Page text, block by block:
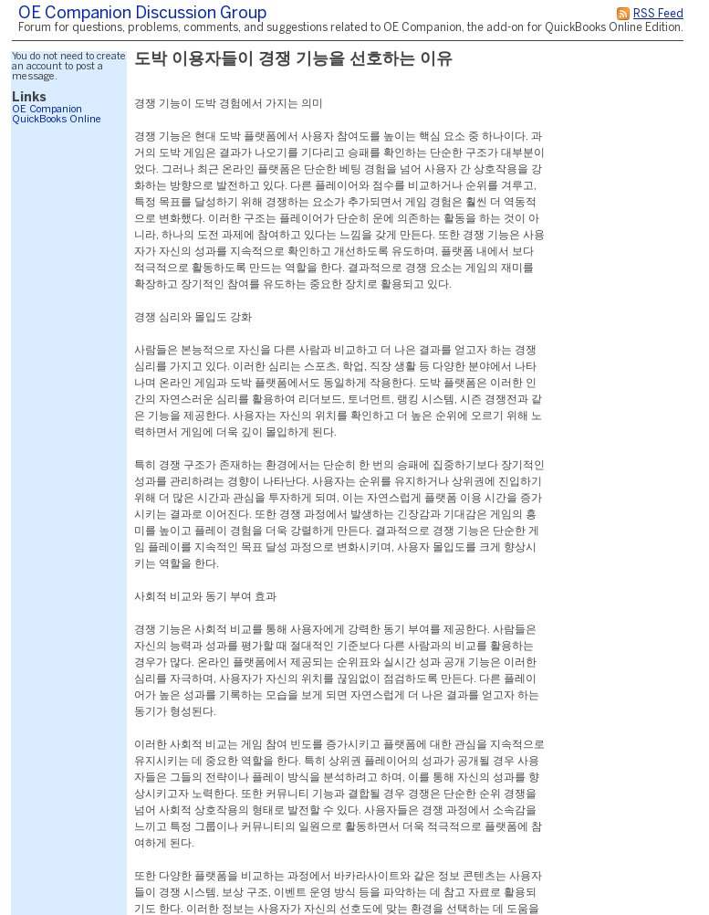
RSS Feed
OE Companion Discussion Group
Forum for questions, problems, comments, and suggestions related to OE Companion, the add-on for QuickBooks Online Edition.
You do not need to create
an account to post a
message.
Links
OE Companion
QuickBooks Online
도박 이용자들이 경쟁 기능을 선호하는 이유
경쟁 기능이 도박 경험에서 가지는 의미
경쟁 기능은 현대 도박 플랫폼에서 사용자 참여도를 높이는 핵심 요소 중 하나이다. 과
거의 도박 게임은 결과가 나오기를 기다리고 승패를 확인하는 단순한 구조가 대부분이
었다. 그러나 최근 온라인 플랫폼은 단순한 베팅 경험을 넘어 사용자 간 상호작용을 강
화하는 방향으로 발전하고 있다. 다른 플레이어와 점수를 비교하거나 순위를 겨루고,
특정 목표를 달성하기 위해 경쟁하는 요소가 추가되면서 게임 경험은 훨씬 더 역동적
으로 변화했다. 이러한 구조는 플레이어가 단순히 운에 의존하는 활동을 하는 것이 아
니라, 하나의 도전 과제에 참여하고 있다는 느낌을 갖게 만든다. 또한 경쟁 기능은 사용
자가 자신의 성과를 지속적으로 확인하고 개선하도록 유도하며, 플랫폼 내에서 보다
적극적으로 활동하도록 만드는 역할을 한다. 결과적으로 경쟁 요소는 게임의 재미를
확장하고 장기적인 참여를 유도하는 중요한 장치로 활용되고 있다.
경쟁 심리와 몰입도 강화
사람들은 본능적으로 자신을 다른 사람과 비교하고 더 나은 결과를 얻고자 하는 경쟁
심리를 가지고 있다. 이러한 심리는 스포츠, 학업, 직장 생활 등 다양한 분야에서 나타
나며 온라인 게임과 도박 플랫폼에서도 동일하게 작용한다. 도박 플랫폼은 이러한 인
간의 자연스러운 심리를 활용하여 리더보드, 토너먼트, 랭킹 시스템, 시즌 경쟁전과 같
은 기능을 제공한다. 사용자는 자신의 위치를 확인하고 더 높은 순위에 오르기 위해 노
력하면서 게임에 더욱 깊이 몰입하게 된다.
특히 경쟁 구조가 존재하는 환경에서는 단순히 한 번의 승패에 집중하기보다 장기적인
성과를 관리하려는 경향이 나타난다. 사용자는 순위를 유지하거나 상위권에 진입하기
위해 더 많은 시간과 관심을 투자하게 되며, 이는 자연스럽게 플랫폼 이용 시간을 증가
시키는 결과로 이어진다. 또한 경쟁 과정에서 발생하는 긴장감과 기대감은 게임의 흥
미를 높이고 플레이 경험을 더욱 강렬하게 만든다. 결과적으로 경쟁 기능은 단순한 게
임 플레이를 지속적인 목표 달성 과정으로 변화시키며, 사용자 몰입도를 크게 향상시
키는 역할을 한다.
사회적 비교와 동기 부여 효과
경쟁 기능은 사회적 비교를 통해 사용자에게 강력한 동기 부여를 제공한다. 사람들은
자신의 능력과 성과를 평가할 때 절대적인 기준보다 다른 사람과의 비교를 활용하는
경우가 많다. 온라인 플랫폼에서 제공되는 순위표와 실시간 성과 공개 기능은 이러한
심리를 자극하며, 사용자가 자신의 위치를 끊임없이 점검하도록 만든다. 다른 플레이
어가 높은 성과를 기록하는 모습을 보게 되면 자연스럽게 더 나은 결과를 얻고자 하는
동기가 형성된다.
이러한 사회적 비교는 게임 참여 빈도를 증가시키고 플랫폼에 대한 관심을 지속적으로
유지시키는 데 중요한 역할을 한다. 특히 상위권 플레이어의 성과가 공개될 경우 사용
자들은 그들의 전략이나 플레이 방식을 분석하려고 하며, 이를 통해 자신의 성과를 향
상시키고자 노력한다. 또한 커뮤니티 기능과 결합될 경우 경쟁은 단순한 순위 경쟁을
넘어 사회적 상호작용의 형태로 발전할 수 있다. 사용자들은 경쟁 과정에서 소속감을
느끼고 특정 그룹이나 커뮤니티의 일원으로 활동하면서 더욱 적극적으로 플랫폼에 참
여하게 된다.
또한 다양한 플랫폼을 비교하는 과정에서 바카라사이트와 같은 정보 콘텐츠는 사용자
들이 경쟁 시스템, 보상 구조, 이벤트 운영 방식 등을 파악하는 데 참고 자료로 활용되
기도 한다. 이러한 정보는 사용자가 자신의 선호도에 맞는 환경을 선택하는 데 도움을